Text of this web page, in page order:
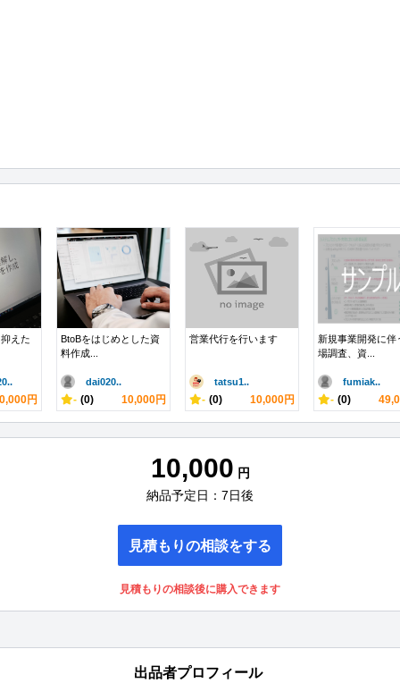
えた
円
BtoBをはじめとした資
料作成...
dai020..
- (0) 10,000円
営業代行を行います
tatsu1..
- (0) 10,000円
新規事業開発に伴
場調査、資...
fumiak..
- (0)
10,000 円
納品予定日：7日後
見積もりの相談をする
見積もりの相談後に購入できます
出品者プロフィール